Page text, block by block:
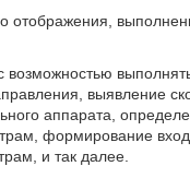
отображения,
возможностью
выявление
аппарата,
формирование
и так далее.